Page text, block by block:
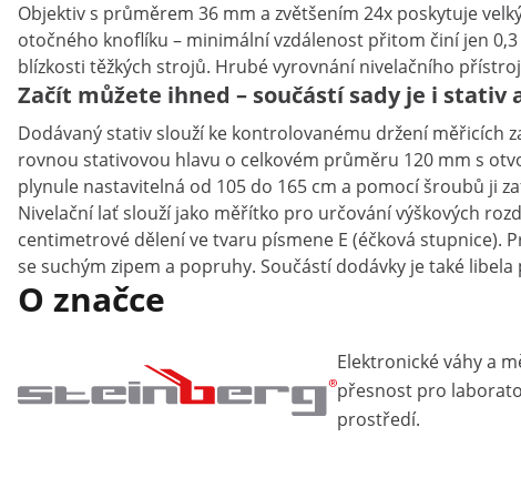
Objektiv s průměrem 36 mm a zvětšením 24x poskytuje
otočného knoflíku – minimální vzdálenost přitom činí jen
blízkosti těžkých strojů. Hrubé vyrovnání nivelačního
Začít můžete ihned – součástí sady je i stativ
Dodávaný stativ slouží ke kontrolovanému držení měřicích
rovnou stativovou hlavu o celkovém průměru 120 mm s
plynule nastavitelná od 105 do 165 cm a pomocí šroubů ji
Nivelační lať slouží jako měřítko pro určování výškových
centimetrové dělení ve tvaru písmene E (éčková stupnice).
se suchým zipem a popruhy. Součástí dodávky je také
O značce
Elektronické váhy a
přesnost pro
prostředí.